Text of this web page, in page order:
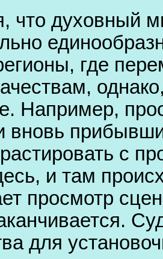
что духовный
где
Например,
вновь
с
и там
просмотр
для